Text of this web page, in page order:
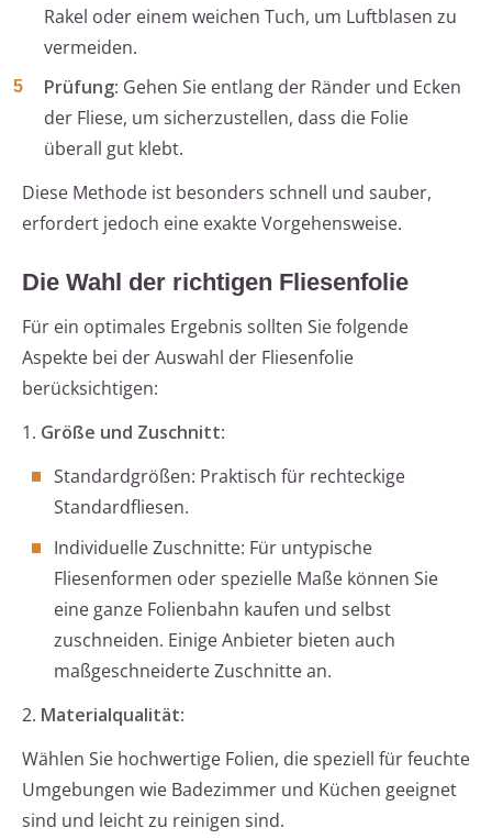
Rakel oder einem weichen Tuch, um Luftblasen zu
vermeiden.
Prüfung: Gehen Sie entlang der Ränder und Ecken
der Fliese, um sicherzustellen, dass die Folie
überall gut klebt.
Diese Methode ist besonders schnell und sauber,
erfordert jedoch eine exakte Vorgehensweise.
Die Wahl der richtigen Fliesenfolie
Für ein optimales Ergebnis sollten Sie folgende
Aspekte bei der Auswahl der Fliesenfolie
berücksichtigen:
1. Größe und Zuschnitt:
Standardgrößen: Praktisch für rechteckige
Standardfliesen.
Individuelle Zuschnitte: Für untypische
Fliesenformen oder spezielle Maße können Sie
eine ganze Folienbahn kaufen und selbst
zuschneiden. Einige Anbieter bieten auch
maßgeschneiderte Zuschnitte an.
2. Materialqualität:
Wählen Sie hochwertige Folien, die speziell für feuchte
Umgebungen wie Badezimmer und Küchen geeignet
sind und leicht zu reinigen sind.